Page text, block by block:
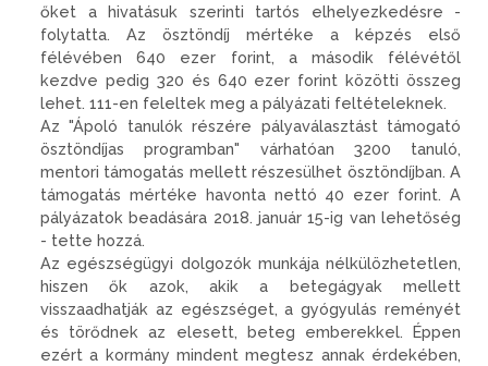
őket a hivatásuk szerinti tartós elhelyezkedésre -
folytatta. Az ösztöndíj mértéke a képzés első
félévében 640 ezer forint, a második félévétől
kezdve pedig 320 és 640 ezer forint közötti összeg
lehet. 111-en feleltek meg a pályázati feltételeknek.
Az "Ápoló tanulók részére pályaválasztást támogató
ösztöndíjas programban" várhatóan 3200 tanuló,
mentori támogatás mellett részesülhet ösztöndíjban. A
támogatás mértéke havonta nettó 40 ezer forint. A
pályázatok beadására 2018. január 15-ig van lehetőség
- tette hozzá.
Az egészségügyi dolgozók munkája nélkülözhetetlen,
hiszen ők azok, akik a betegágyak mellett
visszaadhatják az egészséget, a gyógyulás reményét
és törődnek az elesett, beteg emberekkel. Éppen
ezért a kormány mindent megtesz annak érdekében,